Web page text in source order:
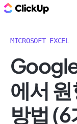
MICROSOFT EXCEL
에서
방법